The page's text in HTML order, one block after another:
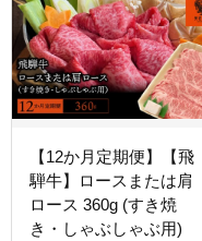
【12か月定期便】【飛
騨牛】ロースまたは肩
ロース 360g (すき焼
き・しゃぶしゃぶ用)